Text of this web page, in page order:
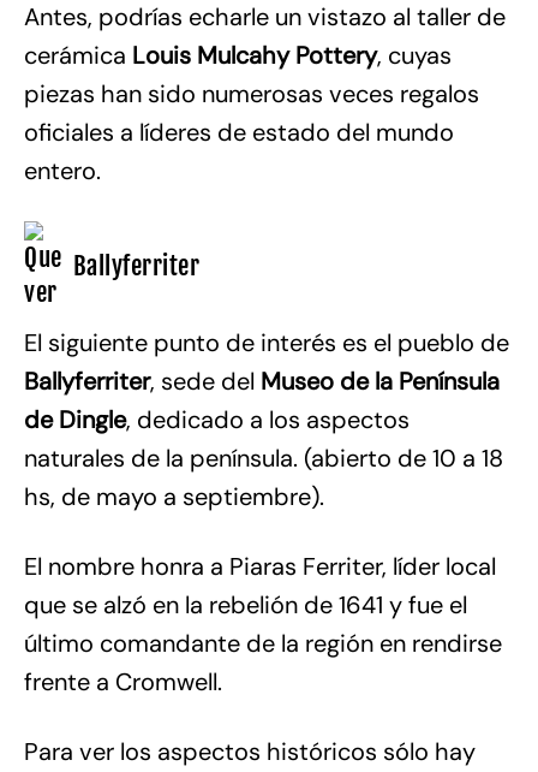
Antes, podrías echarle un vistazo al taller de
cerámica Louis Mulcahy Pottery, cuyas
piezas han sido numerosas veces regalos
oficiales a líderes de estado del mundo
entero.
Ballyferriter
El siguiente punto de interés es el pueblo de
Ballyferriter, sede del Museo de la Península
de Dingle, dedicado a los aspectos
naturales de la península. (abierto de 10 a 18
hs, de mayo a septiembre).
El nombre honra a Piaras Ferriter, líder local
que se alzó en la rebelión de 1641 y fue el
último comandante de la región en rendirse
frente a Cromwell.
Para ver los aspectos históricos sólo hay